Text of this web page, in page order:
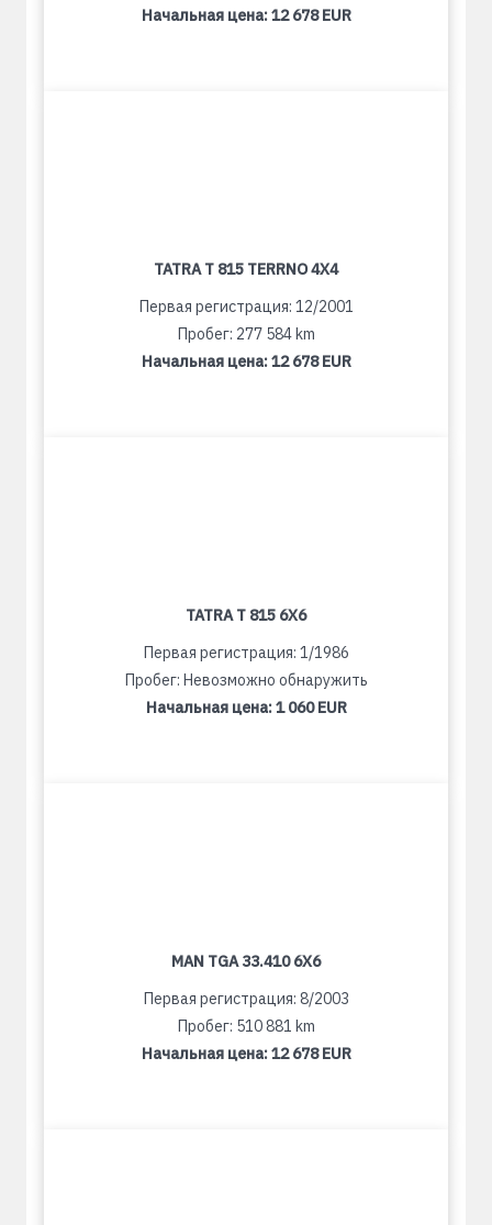
Начальная цена:12 678 EUR
TATRA T 815 TERRNO 4X4
Первая регистрация: 12/2001
Пробег: 277 584 km
Начальная цена:12 678 EUR
TATRA T 815 6X6
Первая регистрация: 1/1986
Пробег: Невозможно обнаружить
Начальная цена:1 060 EUR
MAN TGA 33.410 6X6
Первая регистрация: 8/2003
Пробег: 510 881 km
Начальная цена:12 678 EUR